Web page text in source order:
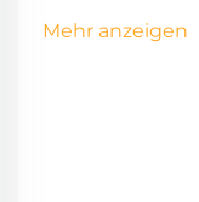
Mehr anzeigen